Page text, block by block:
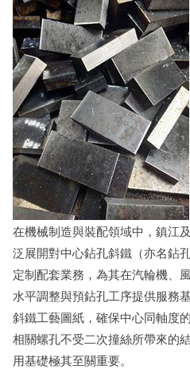
在機械制造與裝配領域中，鎮江
泛展開對中心鉆孔斜鐵（亦名鉆
定制配套業務，為其在汽輪機、
水平調整與預鉆孔工序提供服務
斜鐵工藝圖紙，確保中心同軸度
相關螺孔不受二次撞絲所帶來的
用基礎極其至關重要。